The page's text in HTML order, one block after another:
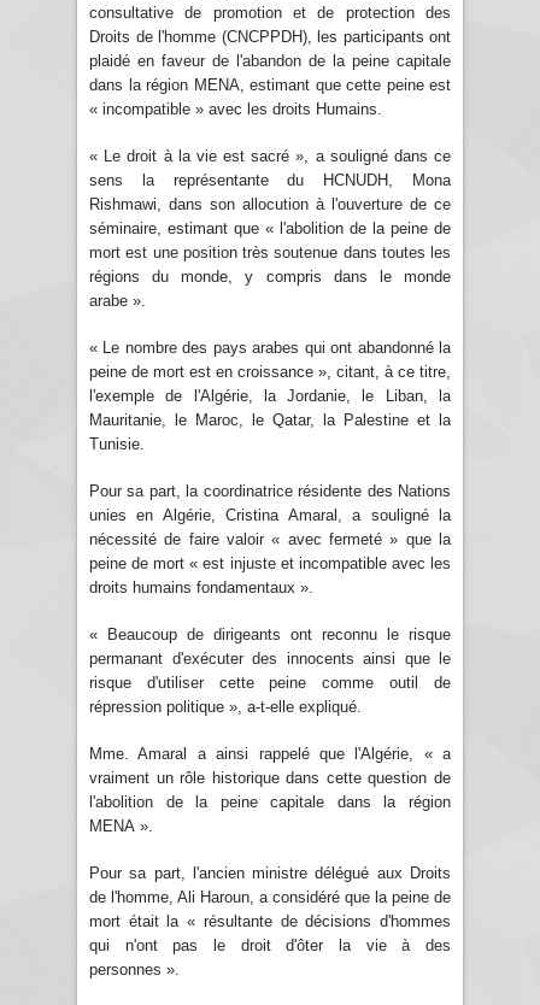
consultative de promotion et de protection des
Droits de l'homme (CNCPPDH), les participants ont
plaidé en faveur de l'abandon de la peine capitale
dans la région MENA, estimant que cette peine est
« incompatible » avec les droits Humains.
« Le droit à la vie est sacré », a souligné dans ce
sens la représentante du HCNUDH, Mona
Rishmawi, dans son allocution à l'ouverture de ce
séminaire, estimant que « l'abolition de la peine de
mort est une position très soutenue dans toutes les
régions du monde, y compris dans le monde
arabe ».
« Le nombre des pays arabes qui ont abandonné la
peine de mort est en croissance », citant, à ce titre,
l'exemple de l'Algérie, la Jordanie, le Liban, la
Mauritanie, le Maroc, le Qatar, la Palestine et la
Tunisie.
Pour sa part, la coordinatrice résidente des Nations
unies en Algérie, Cristina Amaral, a souligné la
nécessité de faire valoir « avec fermeté » que la
peine de mort « est injuste et incompatible avec les
droits humains fondamentaux ».
« Beaucoup de dirigeants ont reconnu le risque
permanant d'exécuter des innocents ainsi que le
risque d'utiliser cette peine comme outil de
répression politique », a-t-elle expliqué.
Mme. Amaral a ainsi rappelé que l'Algérie, « a
vraiment un rôle historique dans cette question de
l'abolition de la peine capitale dans la région
MENA ».
Pour sa part, l'ancien ministre délégué aux Droits
de l'homme, Ali Haroun, a considéré que la peine de
mort était la « résultante de décisions d'hommes
qui n'ont pas le droit d'ôter la vie à des
personnes ».